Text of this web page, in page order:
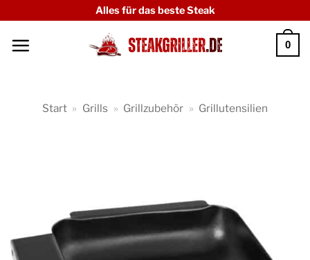
springen
Alles für das beste Steak
0
Start » Grills » Grillzubehör » Grillutensilien